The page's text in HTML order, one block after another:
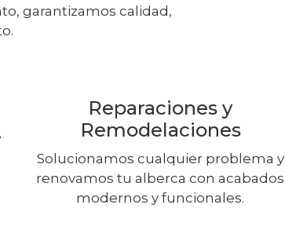
garantizamos calidad,
Reparaciones y
Remodelaciones
Solucionamos cualquier problema y
renovamos tu alberca con acabados
modernos y funcionales.